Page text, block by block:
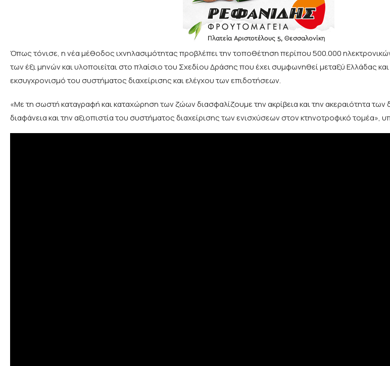
Όπως τόνισε, η νέα μέθοδος ιχνηλασιμότητας προβλέπει την τοποθέτηση περίπου 500.000
των έξι μηνών και υλοποιείται στο πλαίσιο του Σχεδίου Δράσης που έχει συμφωνηθεί μεταξύ Ελλάδας
εκσυγχρονισμό του συστήματος διαχείρισης και ελέγχου των επιδοτήσεων.
«Με τη σωστή καταγραφή και καταχώρηση των ζώων διασφαλίζουμε την ακρίβεια και την ακεραιότητα των
διαφάνεια και την αξιοπιστία του συστήματος διαχείρισης των ενισχύσεων στον κτηνοτροφικό τομέα»,